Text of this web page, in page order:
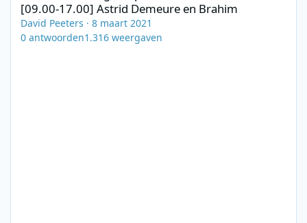
[09.00-17.00] Astrid Demeure en Brahim
David Peeters · 8 maart 2021
0 antwoorden1.316 weergaven